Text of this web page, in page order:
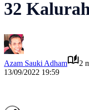
32
Azam Sauki Adham
2
13/09/2022 19:59